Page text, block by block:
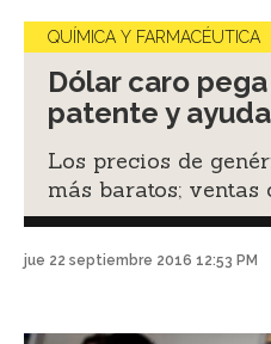
QUÍMICA Y FARMACÉUTICA
Dólar caro
patente y
Los precios de
más baratos; ventas
jue 22 septiembre 2016 12:53 PM